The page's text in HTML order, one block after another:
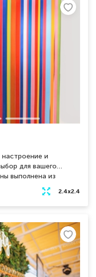
и
для вашего
выполнена из
разноцветных лент.
взгляды всех
2.4х2.4